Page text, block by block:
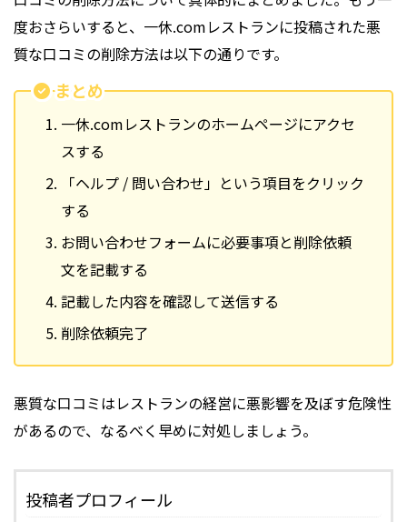
度おさらいすると、一休.comレストランに投稿された悪
質な口コミの削除方法は以下の通りです。
まとめ
一休.comレストランのホームページにアクセ
スする
「ヘルプ / 問い合わせ」という項目をクリック
する
お問い合わせフォームに必要事項と削除依頼
文を記載する
記載した内容を確認して送信する
削除依頼完了
悪質な口コミはレストランの経営に悪影響を及ぼす危険性
があるので、なるべく早めに対処しましょう。
投稿者プロフィール